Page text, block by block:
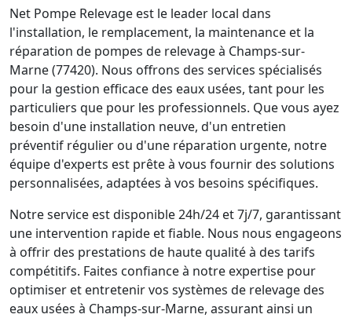
Net Pompe Relevage est le leader local dans
l'installation, le remplacement, la maintenance et la
réparation de pompes de relevage à Champs-sur-
Marne (77420). Nous offrons des services spécialisés
pour la gestion efficace des eaux usées, tant pour les
particuliers que pour les professionnels. Que vous ayez
besoin d'une installation neuve, d'un entretien
préventif régulier ou d'une réparation urgente, notre
équipe d'experts est prête à vous fournir des solutions
personnalisées, adaptées à vos besoins spécifiques.
Notre service est disponible 24h/24 et 7j/7, garantissant
une intervention rapide et fiable. Nous nous engageons
à offrir des prestations de haute qualité à des tarifs
compétitifs. Faites confiance à notre expertise pour
optimiser et entretenir vos systèmes de relevage des
eaux usées à Champs-sur-Marne, assurant ainsi un